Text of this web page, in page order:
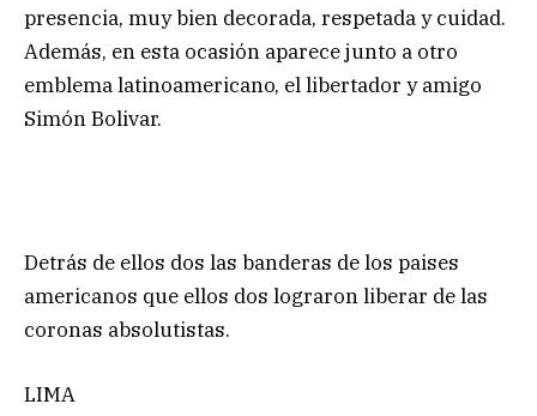
presencia, muy bien decorada, respetada y cuidad.
Además, en esta ocasión aparece junto a otro
emblema latinoamericano, el libertador y amigo
Simón Bolivar.
Detrás de ellos dos las banderas de los paises
americanos que ellos dos lograron liberar de las
coronas absolutistas.
LIMA